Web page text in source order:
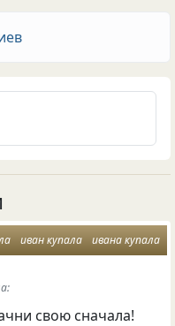
иван купала ивана купала
свою сначала!